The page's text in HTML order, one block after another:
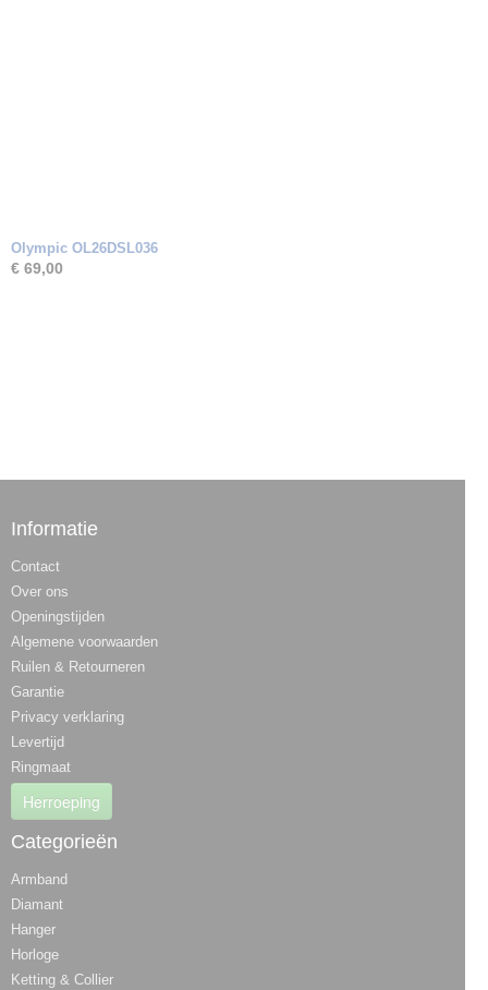
Olympic OL26DSL036
€ 69,00
Informatie
Contact
Over ons
Openingstijden
Algemene voorwaarden
Ruilen & Retourneren
Garantie
Privacy verklaring
Levertijd
Ringmaat
Herroeping
Categorieën
Armband
Diamant
Hanger
Horloge
Ketting & Collier